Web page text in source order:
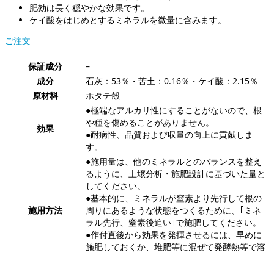
肥効は長く穏やかな効果です。
ケイ酸をはじめとするミネラルを微量に含みます。
ご注文
保証成分
–
成分
石灰：53％・苦土：0.16％・ケイ酸：2.15％
原材料
ホタテ殻
効果
●極端なアルカリ性にすることがないので、根
や種を傷めることがありません。
●耐病性、品質および収量の向上に貢献しま
す。
施用方法
●施用量は、他のミネラルとのバランスを整え
るように、土壌分析・施肥設計に基づいた量と
してください。
●基本的に、ミネラルが窒素より先行して根の
周りにあるような状態をつくるために、｢ミネ
ラル先行、窒素後追い｣で施肥してください。
●作付直後から効果を発揮させるには、早めに
施肥しておくか、堆肥等に混ぜて発酵熱等で溶